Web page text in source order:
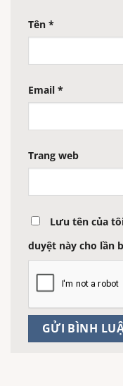
Tên *
Email *
Trang web
Lưu tên của
duyệt này cho lần